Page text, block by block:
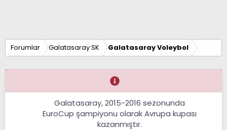
Forumlar Galatasaray SK Galatasaray Voleybol
Galatasaray, 2015-2016 sezonunda
EuroCup şampiyonu olarak Avrupa kupası
kazanmıştır.